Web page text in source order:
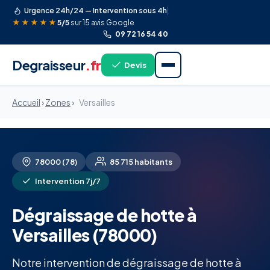
Urgence 24h/24 — Intervention sous 4h
★★★★★ 5/5 sur 15 avis Google
09 72 16 54 40
Degraisseur.fr Devis
Accueil›Zones› Versailles
78000 (78)
85 715 habitants
Intervention 7j/7
Dégraissage de hotte à
Versailles (78000)
Notre intervention de dégraissage de hotte à